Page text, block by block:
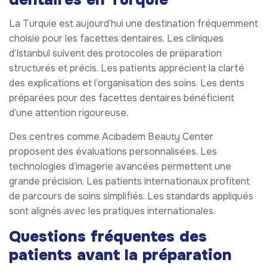
La Turquie est aujourd’hui une destination fréquemment
choisie pour les facettes dentaires. Les cliniques
d’Istanbul suivent des protocoles de préparation
structurés et précis. Les patients apprécient la clarté
des explications et l’organisation des soins. Les dents
préparées pour des facettes dentaires bénéficient
d’une attention rigoureuse.
Des centres comme Acıbadem Beauty Center
proposent des évaluations personnalisées. Les
technologies d’imagerie avancées permettent une
grande précision. Les patients internationaux profitent
de parcours de soins simplifiés. Les standards appliqués
sont alignés avec les pratiques internationales.
Questions fréquentes des
patients avant la préparation